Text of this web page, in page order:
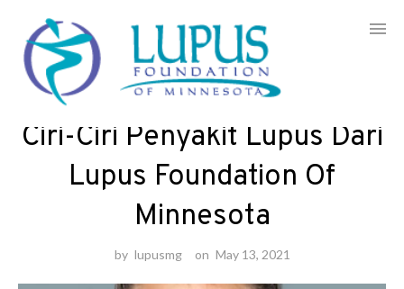
Skip
Artikel/Blog/Fondasi
Ciri-Ciri Penyakit Lupus Dari
Lupus Foundation Of
Minnesota
by lupusmg on May 13, 2021